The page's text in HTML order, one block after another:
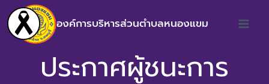
องค์การบริหารส่วนตำบลหนองแขม
ประกาศผู้ชนะการ